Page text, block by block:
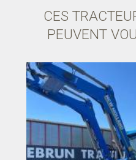
CES
PEUVENT